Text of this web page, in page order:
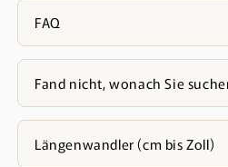
FAQ
Fand nicht, wonach Sie
Längenwandler (cm bis Zoll)